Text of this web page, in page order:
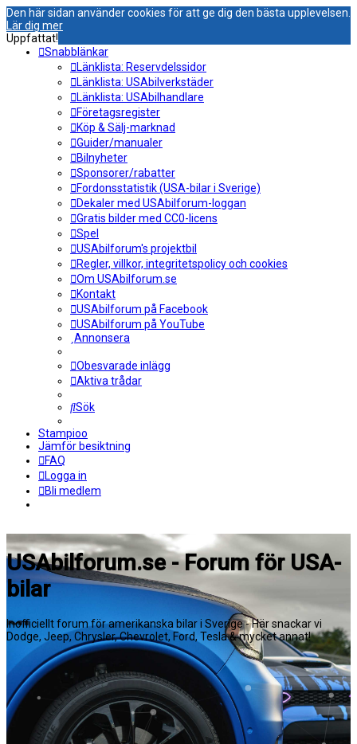
Den här sidan använder cookies för att ge dig den bästa upplevelsen.
Lär dig mer
Uppfattat!
Snabblänkar
Länklista: Reservdelssidor
Länklista: USAbilverkstäder
Länklista: USAbilhandlare
Företagsregister
Köp & Sälj-marknad
Guider/manualer
Bilnyheter
Sponsorer/rabatter
Fordonsstatistik (USA-bilar i Sverige)
Dekaler med USAbilforum-loggan
Gratis bilder med CC0-licens
Spel
USAbilforum's projektbil
Regler, villkor, integritetspolicy och cookies
Om USAbilforum.se
Kontakt
USAbilforum på Facebook
USAbilforum på YouTube
Annonsera
Obesvarade inlägg
Aktiva trådar
Sök
Stampioo
Jämför besiktning
FAQ
Logga in
Bli medlem
USAbilforum.se - Forum för USA-
bilar
Inofficiellt forum för amerikanska bilar i Sverige - Här snackar vi
Dodge, Jeep, Chrysler, Chevrolet, Ford, Tesla & mycket annat!